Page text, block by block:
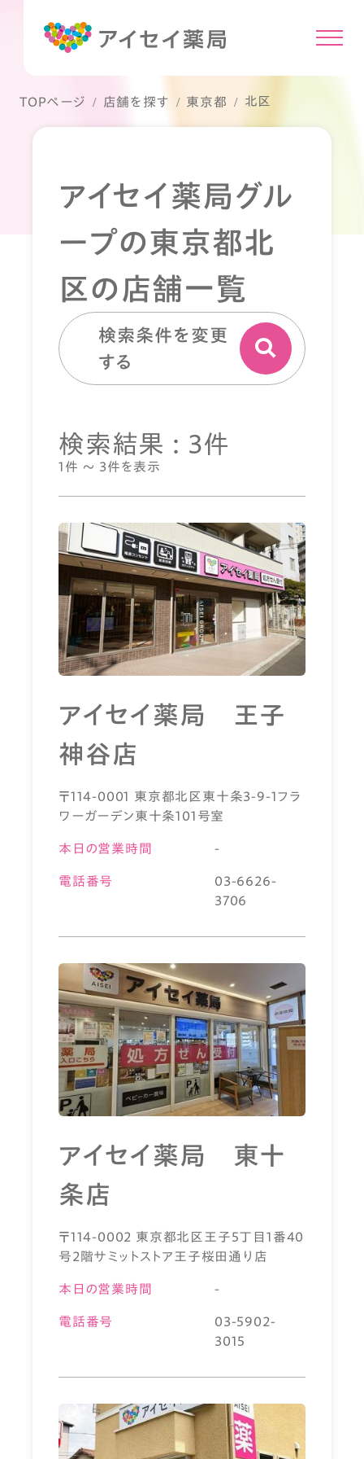
TOPページ 店舗を探す 東京都 北区
アイセイ薬局グル
ープの東京都北
区の店舗一覧
検索条件を変更
する
検索結果 : 3件
1件 ～ 3件を表示
アイセイ薬局 王子
神谷店
〒114-0001 東京都北区東十条3-9-1フラ
ワーガーデン東十条101号室
本日の営業時間 -
電話番号
03-6626-
3706
アイセイ薬局 東十
条店
〒114-0002 東京都北区王子5丁目1番40
号2階サミットストア王子桜田通り店
本日の営業時間 -
電話番号
03-5902-
3015